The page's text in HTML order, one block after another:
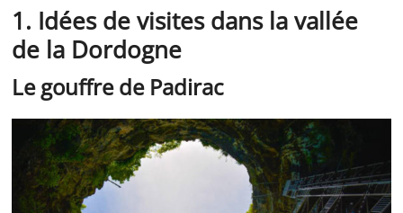
1. Idées de visites dans la vallée
de la Dordogne
Le gouffre de Padirac